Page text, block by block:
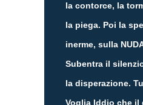
la contorce, la
la piega. Poi la
inerme, sulla
Subentra il
la disperazione.
Voglia Iddio che